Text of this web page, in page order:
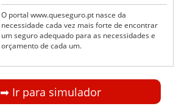
O portal www.queseguro.pt nasce da
necessidade cada vez mais forte de encontrar
um seguro adequado para as necessidades e
orçamento de cada um.
➡︎ Ir para simulador